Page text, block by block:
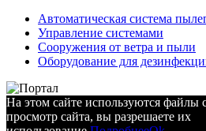
Автоматическая система
Управление системами
Сооружения от ветра и пыли
Оборудование для
На этом сайте используются файлы
просмотр сайта, вы разрешаете их